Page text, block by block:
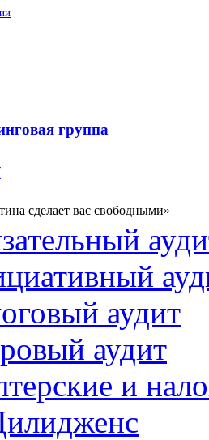
группа
сделает вас свободными»
аудит
аудит
и